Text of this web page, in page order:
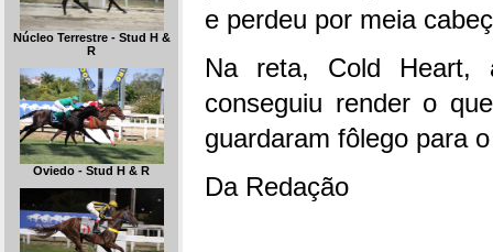
Núcleo Terrestre - Stud H &
R
Oviedo - Stud H & R
e perdeu por meia
Na reta, Cold Heart,
conseguiu render o
guardaram fôlego para
Da Redação